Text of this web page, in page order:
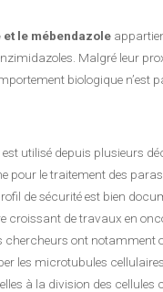
le mébendazole
Malgré leur
biologique n’est
est utilisé depuis plusieurs
pour le traitement des
de sécurité est bien
croissant de travaux en
chercheurs ont notamment
les microtubules
à la division des cellules